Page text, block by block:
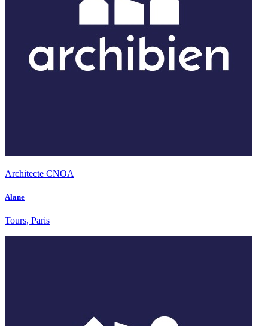
Architecte CNOA
Alane
Tours, Paris